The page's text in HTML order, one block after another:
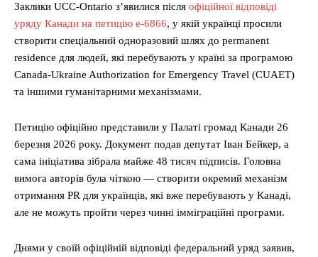
Заклики UCC-Ontario з’явилися після офіційної відповіді
уряду Канади на петицію e-6866, у якій українці просили
створити спеціальний одноразовий шлях до permanent
residence для людей, які перебувають у країні за програмою
Canada-Ukraine Authorization for Emergency Travel (CUAET)
та іншими гуманітарними механізмами.
Петицію офіційно представили у Палаті громад Канади 26
березня 2026 року. Документ подав депутат Іван Бейкер, а
сама ініціатива зібрала майже 48 тисяч підписів. Головна
вимога авторів була чіткою — створити окремий механізм
отримання PR для українців, які вже перебувають у Канаді,
але не можуть пройти через чинні імміграційні програми.
Днями у своїй офіційній відповіді федеральний уряд заявив,